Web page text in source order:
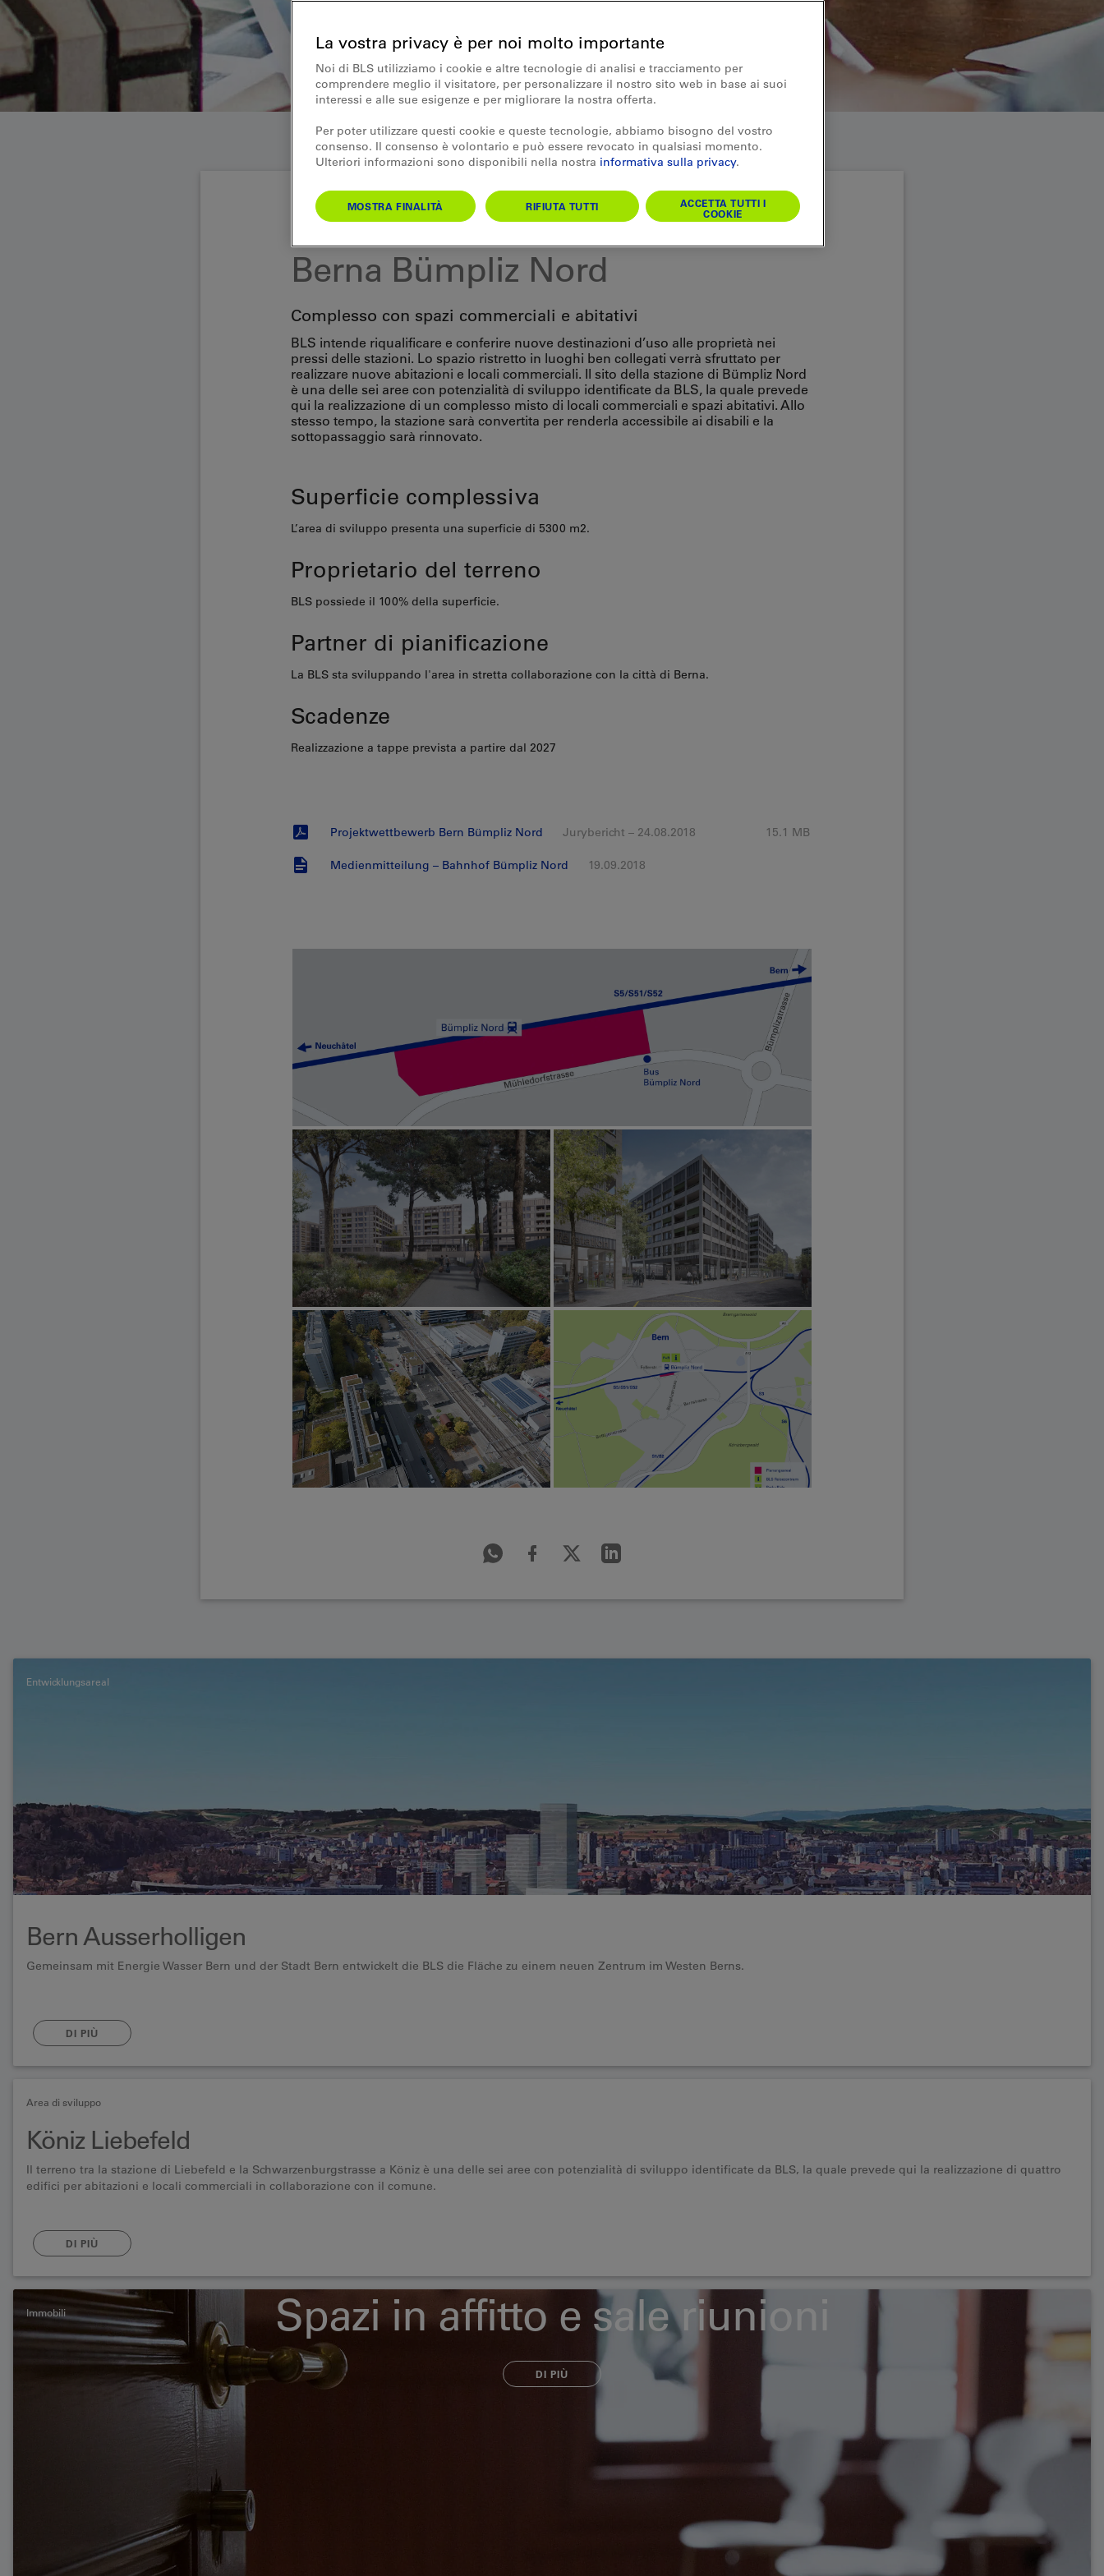
Area di sviluppo
Berna Bümpliz Nord
Complesso con spazi commerciali e abitativi
BLS intende riqualificare e conferire nuove destinazioni d’uso alle proprietà nei
pressi delle stazioni. Lo spazio ristretto in luoghi ben collegati verrà sfruttato per
realizzare nuove abitazioni e locali commerciali. Il sito della stazione di Bümpliz Nord
è una delle sei aree con potenzialità di sviluppo identificate da BLS, la quale prevede
qui la realizzazione di un complesso misto di locali commerciali e spazi abitativi. Allo
stesso tempo, la stazione sarà convertita per renderla accessibile ai disabili e la
sottopassaggio sarà rinnovato.
Superficie complessiva
L’area di sviluppo presenta una superficie di 5300 m2.
Proprietario del terreno
BLS possiede il 100% della superficie.
Partner di pianificazione
La BLS sta sviluppando l'area in stretta collaborazione con la città di Berna.
Scadenze
Realizzazione a tappe prevista a partire dal 2027
15.1 MB
Projektwettbewerb Bern Bümpliz Nord Jurybericht – 24.08.2018
Medienmitteilung – Bahnhof Bümpliz Nord 19.09.2018
Entwicklungsareal
Bern Ausserholligen
Gemeinsam mit Energie Wasser Bern und der Stadt Bern entwickelt die BLS die Fläche zu einem neuen Zentrum im Westen Berns.
DI PIÙ
Area di sviluppo
Köniz Liebefeld
Il terreno tra la stazione di Liebefeld e la Schwarzenburgstrasse a Köniz è una delle sei aree con potenzialità di sviluppo identificate da BLS, la quale prevede qui la realizzazione di quattro
edifici per abitazioni e locali commerciali in collaborazione con il comune.
DI PIÙ
Immobili Spazi in affitto e sale riunioni
DI PIÙ
La vostra privacy è per noi molto importante
Noi di BLS utilizziamo i cookie e altre tecnologie di analisi e tracciamento per
comprendere meglio il visitatore, per personalizzare il nostro sito web in base ai suoi
interessi e alle sue esigenze e per migliorare la nostra offerta.
Per poter utilizzare questi cookie e queste tecnologie, abbiamo bisogno del vostro
consenso. Il consenso è volontario e può essere revocato in qualsiasi momento.
Ulteriori informazioni sono disponibili nella nostra informativa sulla privacy.
MOSTRA FINALITÀ RIFIUTA TUTTI
ACCETTA TUTTI I
COOKIE